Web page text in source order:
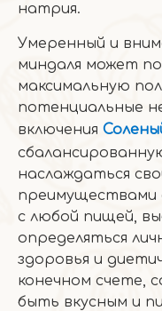
натрия.
Умеренный и
миндаля может
максимальную
потенциальные
включения
наслаждаться
преимуществами
с любой пищей,
определяться
здоровья и
конечном счете,
быть вкусным и